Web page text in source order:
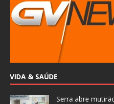
VIDA & SAÚDE
Serra abre